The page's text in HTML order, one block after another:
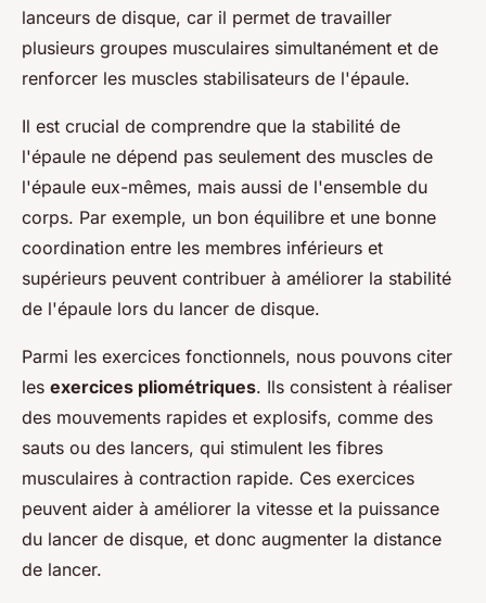
lanceurs de disque, car il permet de travailler
plusieurs groupes musculaires simultanément et de
renforcer les muscles stabilisateurs de l'épaule.
Il est crucial de comprendre que la stabilité de
l'épaule ne dépend pas seulement des muscles de
l'épaule eux-mêmes, mais aussi de l'ensemble du
corps. Par exemple, un bon équilibre et une bonne
coordination entre les membres inférieurs et
supérieurs peuvent contribuer à améliorer la stabilité
de l'épaule lors du lancer de disque.
Parmi les exercices fonctionnels, nous pouvons citer
les exercices pliométriques. Ils consistent à réaliser
des mouvements rapides et explosifs, comme des
sauts ou des lancers, qui stimulent les fibres
musculaires à contraction rapide. Ces exercices
peuvent aider à améliorer la vitesse et la puissance
du lancer de disque, et donc augmenter la distance
de lancer.